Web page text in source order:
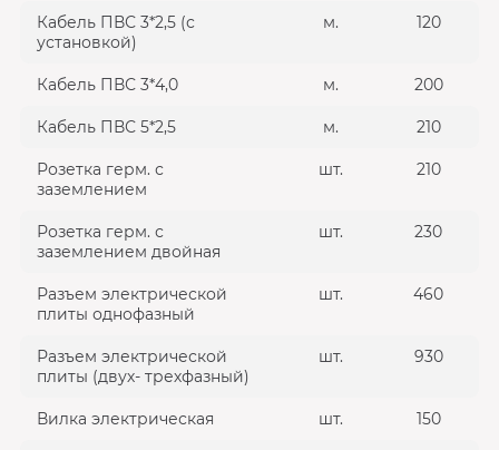
Кабель ПВС 3*2,5 (с
установкой)
м. 120
Кабель ПВС 3*4,0 м. 200
Кабель ПВС 5*2,5 м. 210
Розетка герм. с
заземлением
шт. 210
Розетка герм. с
заземлением двойная
шт. 230
Разъем электрической
плиты однофазный
шт. 460
Разъем электрической
плиты (двух- трехфазный)
шт. 930
Вилка электрическая шт. 150